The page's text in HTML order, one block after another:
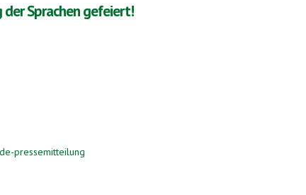
der Sprachen gefeiert!
pressemitteilung